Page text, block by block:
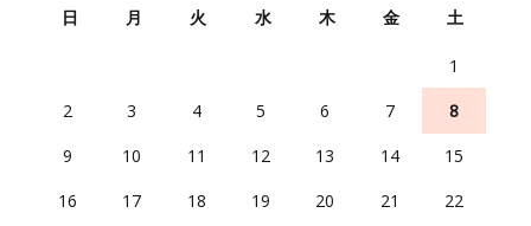
日
月 火 水 木 金 土
1
2
3 4 5 6 7
8
9
10 11 12 13 14
15
16
17 18 19 20 21
22